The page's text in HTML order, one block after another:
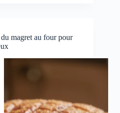
magret au four pour